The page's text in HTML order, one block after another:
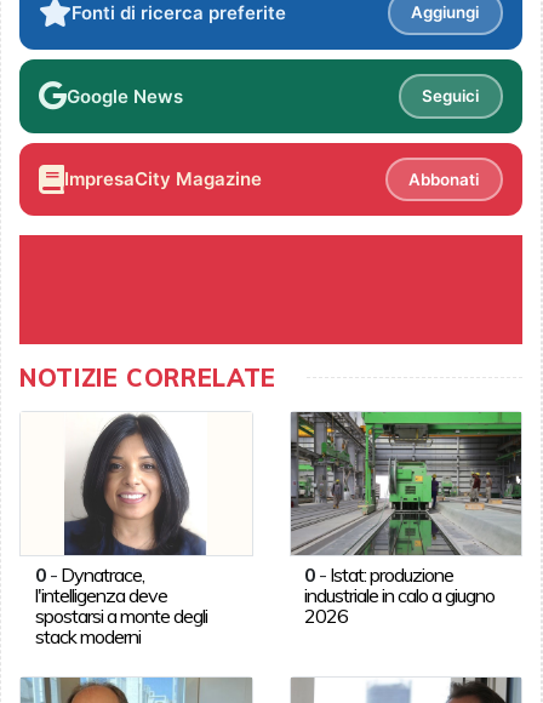
Fonti di ricerca preferite Aggiungi
Google News Seguici
ImpresaCity Magazine Abbonati
NOTIZIE CORRELATE
0- Dynatrace,
l'intelligenza deve
spostarsi a monte degli
stack moderni
0 - Istat: produzione
industriale in calo a giugno
2026